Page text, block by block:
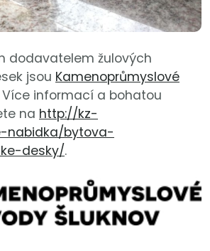
dodavatelem žulových
jsou Kamenoprůmyslové
Více informací a bohatou
na http://kz-
nabidka/bytova-
desky/.